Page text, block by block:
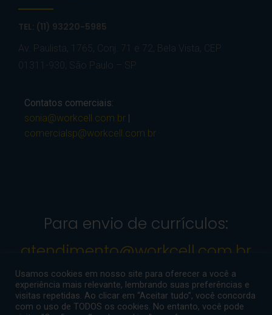
TEL: (11) 93220-5985
Av. Paulista, 1765, Conj. 71 e 72, Bela Vista, CEP
01311-930, São Paulo – SP
Contatos comerciais:
sonia@workcell.com.br |
comercialsp@workcell.com.br
Para envio de currículos:
atendimento@workcell.com.br
© Copyright 2024
Usamos cookies em nosso site para oferecer a você a
experiência mais relevante, lembrando suas preferências e
visitas repetidas. Ao clicar em “Aceitar tudo”, você concorda
com o uso de TODOS os cookies. No entanto, você pode